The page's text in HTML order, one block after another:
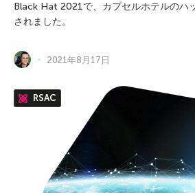
Black Hat 2021で、カプセルホテルのハ
されました。
2021年8月17日
RSAC